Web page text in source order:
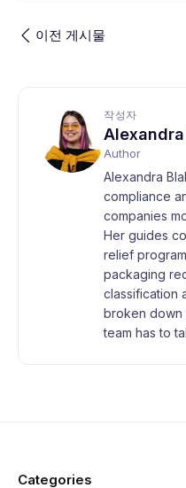
이전 게시물
작성자
Author
Alexandra
compliance
companies
Her guides
relief
packaging
classification
broken down
team has to
Categories